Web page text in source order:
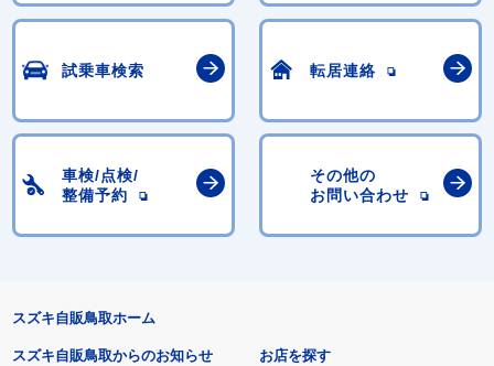
試乗車検索 転居連絡
車検/点検/
整備予約
その他の
お問い合わせ
スズキ自販鳥取ホーム
スズキ自販鳥取からのお知らせ お店を探す